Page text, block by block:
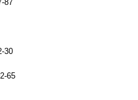
87
30
65